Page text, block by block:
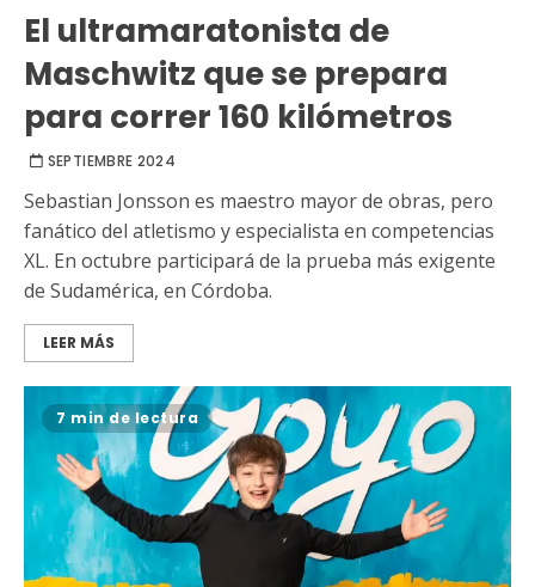
El ultramaratonista de
Maschwitz que se prepara
para correr 160 kilómetros
SEPTIEMBRE 2024
Sebastian Jonsson es maestro mayor de obras, pero
fanático del atletismo y especialista en competencias
XL. En octubre participará de la prueba más exigente
de Sudamérica, en Córdoba.
LEER MÁS
7 min de lectura